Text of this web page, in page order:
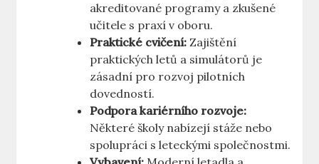
akreditované programy a zkušené
učitele s praxí v oboru.
Praktické cvičení: Zajištění
praktických ⁣letů a simulátorů je⁣
zásadní pro​ rozvoj pilotních
dovedností.
Podpora kariérního ⁣rozvoje:
Některé školy nabízejí stáže nebo
spolupráci s leteckými společnostmi.